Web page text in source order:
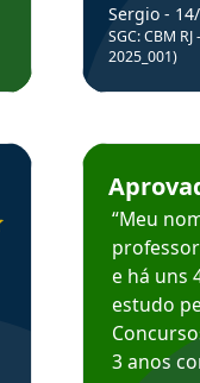
Concursos em
Sergio -
SGC: CBM
2025_001)
Estudante
“Meu
e há uns
estudo
3 anos